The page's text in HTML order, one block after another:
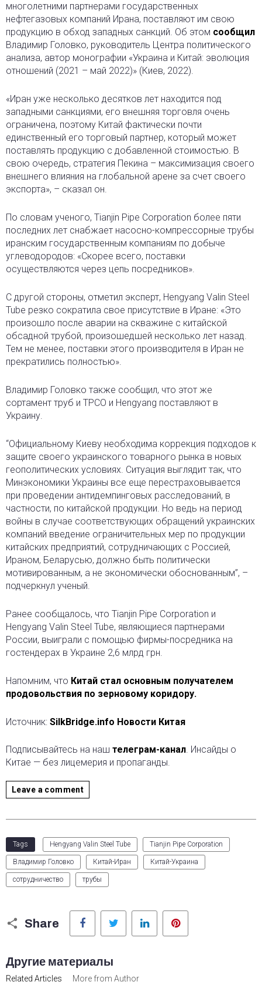
многолетними партнерами государственных
нефтегазовых компаний Ирана, поставляют им свою
продукцию в обход западных санкций. Об этом сообщил
Владимир Головко, руководитель Центра политического
анализа, автор монографии «Украина и Китай: эволюция
отношений (2021 – май 2022)» (Киев, 2022).
«Иран уже несколько десятков лет находится под
западными санкциями, его внешняя торговля очень
ограничена, поэтому Китай фактически почти
единственный его торговый партнер, который может
поставлять продукцию с добавленной стоимостью. В
свою очередь, стратегия Пекина – максимизация своего
внешнего влияния на глобальной арене за счет своего
экспорта», – сказал он.
По словам ученого, Tianjin Pipe Corporation более пяти
последних лет снабжает насосно-компрессорные трубы
иранским государственным компаниям по добыче
углеводородов: «Скорее всего, поставки
осуществляются через цепь посредников».
С другой стороны, отметил эксперт, Hengyang Valin Steel
Tube резко сократила свое присутствие в Иране: «Это
произошло после аварии на скважине с китайской
обсадной трубой, произошедшей несколько лет назад.
Тем не менее, поставки этого производителя в Иран не
прекратились полностью».
Владимир Головко также сообщил, что этот же
сортамент труб и TPCO и Hengyang поставляют в
Украину.
“Официальному Киеву необходима коррекция подходов к
защите своего украинского товарного рынка в новых
геополитических условиях. Ситуация выглядит так, что
Минэкономики Украины все еще перестраховывается
при проведении антидемпинговых расследований, в
частности, по китайской продукции. Но ведь на период
войны в случае соответствующих обращений украинских
компаний введение ограничительных мер по продукции
китайских предприятий, сотрудничающих с Россией,
Ираном, Беларусью, должно быть политически
мотивированным, а не экономически обоснованным”, –
подчеркнул ученый.
Ранее сообщалось, что Tianjin Pipe Corporation и
Hengyang Valin Steel Tube, являющиеся партнерами
России, выиграли с помощью фирмы-посредника на
гостендерах в Украине 2,6 млрд грн.
Напомним, что Китай стал основным получателем
продовольствия по зерновому коридору.
Источник: SilkBridge.info Новости Китая
Подписывайтесь на наш телеграм-канал. Инсайды о
Китае — без лицемерия и пропаганды.
Leave a comment
Tags Hengyang Valin Steel Tube Tianjin Pipe Corporation
Владимир Головко Китай-Иран Китай-Украина
сотрудничество трубы
Share
Facebook Twitter LinkedIn
Другие материалы
Related Articles More from Author